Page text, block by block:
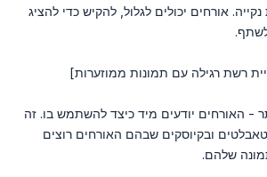
אורחים יכולים לגלול, להקיש כדי להציג
רשת רגילה עם תמונות ממוזערות]
- האורחים יודעים מיד כיצד להשתמש בו. זה
ובקיוסקים שבהם האורחים רוצים
שלהם.